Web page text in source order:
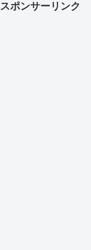
スポンサーリンク